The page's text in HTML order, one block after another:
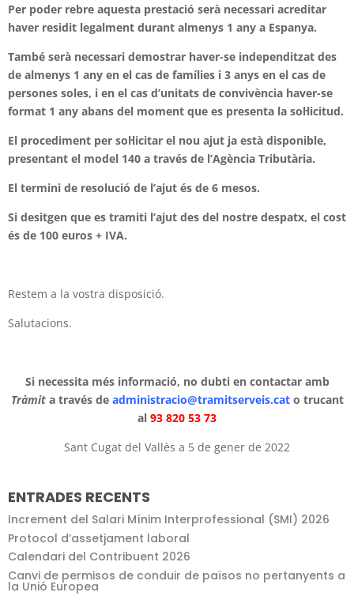
Per poder rebre aquesta prestació serà necessari acreditar
haver residit legalment durant almenys 1 any a Espanya.
També serà necessari demostrar haver-se independitzat des
de almenys 1 any en el cas de famílies i 3 anys en el cas de
persones soles, i en el cas d’unitats de convivència haver-se
format 1 any abans del moment que es presenta la sol·licitud.
El procediment per sol·licitar el nou ajut ja està disponible,
presentant el model 140 a través de l’Agència Tributària.
El termini de resolució de l’ajut és de 6 mesos.
Si desitgen que es tramiti l’ajut des del nostre despatx, el cost
és de 100 euros + IVA.
Restem a la vostra disposició.
Salutacions.
Si necessita més informació, no dubti en contactar amb
Tràmita través de administracio@tramitserveis.cato trucant
al 93 820 53 73
Sant Cugat del Vallès a 5 de gener de 2022
ENTRADES RECENTS
Increment del Salari Mínim Interprofessional (SMI) 2026
Protocol d’assetjament laboral
Calendari del Contribuent 2026
Canvi de permisos de conduir de països no pertanyents a
la Unió Europea